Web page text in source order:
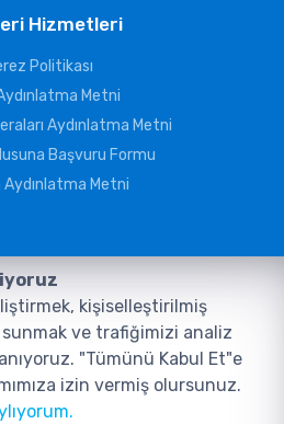
Hizmetleri
Politikası
Metni
Aydınlatma Metni
Başvuru Formu
Metni
GÜVENLİK VE BİLİŞİM
aittir.Tasarım ve Yazılım:
kişiselleştirilmiş
ve trafiğimizi analiz
"Tümünü Kabul Et"e
izin vermiş olursunuz.